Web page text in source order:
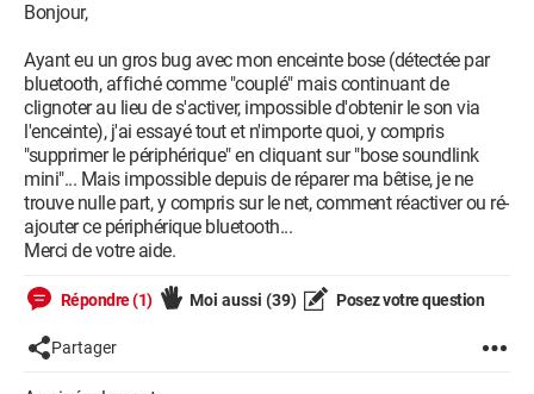
Bonjour,
Ayant eu un gros bug avec mon enceinte bose (détectée par
bluetooth, affiché comme "couplé" mais continuant de
clignoter au lieu de s'activer, impossible d'obtenir le son via
l'enceinte), j'ai essayé tout et n'importe quoi, y compris
"supprimer le périphérique" en cliquant sur "bose soundlink
mini"... Mais impossible depuis de réparer ma bêtise, je ne
trouve nulle part, y compris sur le net, comment réactiver ou ré-
ajouter ce périphérique bluetooth...
Merci de votre aide.
Répondre (1) Moi aussi (39) Posez votre question
Partager